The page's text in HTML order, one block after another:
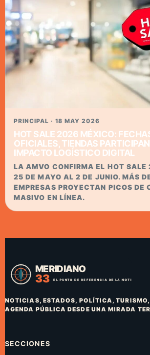
PRINCIPAL · 18 MAY 2026
HOT SALE 2026 MÉXICO:
OFICIALES, TIENDAS
IMPACTO LOGÍSTICO DIGITAL
LA AMVO CONFIRMA EL HOT
25 DE MAYO AL 2 DE JUNIO. MÁS
EMPRESAS PROYECTAN PICOS DE
MASIVO EN LÍNEA.
NOTICIAS, ESTADOS, POLÍTICA, TURISMO,
AGENDA PÚBLICA DESDE UNA MIRADA
SECCIONES